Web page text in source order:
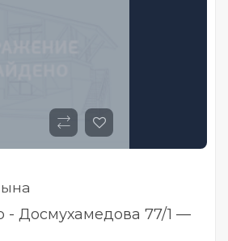
- Досмухамедова 77/1 —